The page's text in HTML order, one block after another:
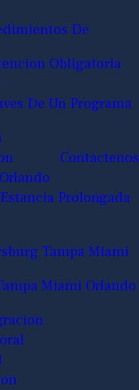
De
Obligatoria
De Un Programa
Contactenos
Prolongada
Tampa Miami
Miami Orlando